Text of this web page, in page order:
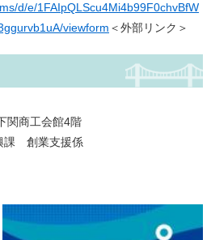
d/e/1FAIpQLScu4Mi4b99F0chvBfW
viewform ＜外部リンク＞
商工会館4階
課 創業支援係